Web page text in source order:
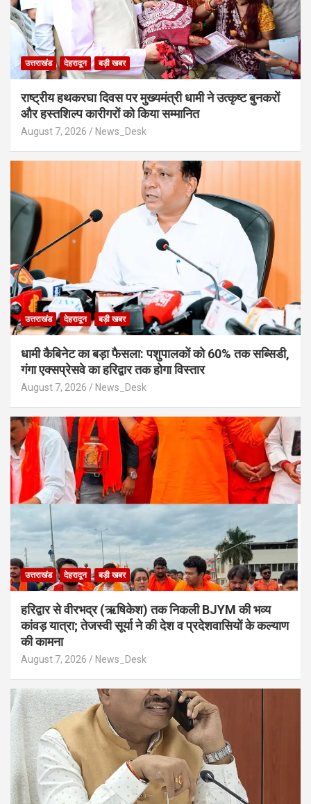
उत्तराखंड देहरादून बड़ी खबर
राष्ट्रीय हथकरघा दिवस पर मुख्यमंत्री धामी ने उत्कृष्ट बुनकरों
और हस्तशिल्प कारीगरों को किया सम्मानित
August 7, 2026 News_Desk
उत्तराखंड देहरादून बड़ी खबर
​धामी कैबिनेट का बड़ा फैसला: पशुपालकों को 60% तक सब्सिडी,
गंगा एक्सप्रेसवे का हरिद्वार तक होगा विस्तार
August 7, 2026 News_Desk
उत्तराखंड देहरादून बड़ी खबर
​हरिद्वार से वीरभद्र (ऋषिकेश) तक निकली BJYM की भव्य
कांवड़ यात्रा; तेजस्वी सूर्या ने की देश व प्रदेशवासियों के कल्याण
की कामना
August 7, 2026 News_Desk